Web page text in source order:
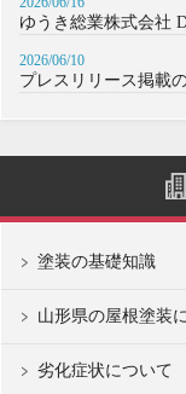
ゆうき総業株式会社
2026/06/10
プレスリリース掲載
塗装の基礎知識
山形県の屋根塗装
劣化症状について